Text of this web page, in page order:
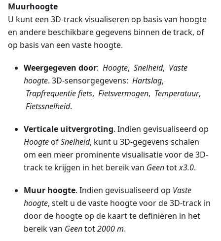
Muurhoogte
U kunt een 3D-track visualiseren op basis van hoogte
en andere beschikbare gegevens binnen de track, of
op basis van een vaste hoogte.
Weergegeven door: Hoogte, Snelheid, Vaste
hoogte. 3D-sensorgegevens: Hartslag,
Trapfrequentie fiets, Fietsvermogen, Temperatuur,
Fietssnelheid.
Verticale uitvergroting. Indien gevisualiseerd op
HoogteofSnelheid, kunt u 3D-gegevens schalen
om een meer prominente visualisatie voor de 3D-
track te krijgen in het bereik van Geentotx3.0.
Muur hoogte. Indien gevisualiseerd op Vaste
hoogte, stelt u de vaste hoogte voor de 3D-track in
door de hoogte op de kaart te definiëren in het
bereik van Geentot2000 m.